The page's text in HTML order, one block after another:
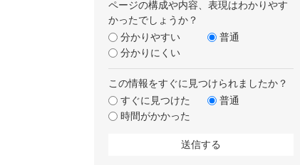
ページの構成や内容、表現はわかりやす
かったでしょうか？
分かりやすい
普通
分かりにくい
この情報をすぐに見つけられましたか？
すぐに見つけた
普通
時間がかかった